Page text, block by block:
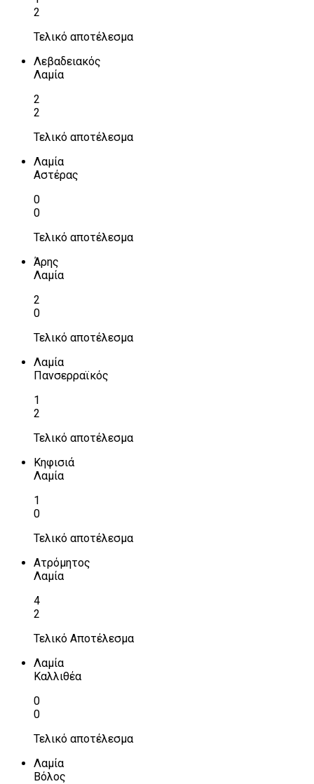
2
Τελικό αποτέλεσμα
Λεβαδειακός
Λαμία
2
2
Τελικό αποτέλεσμα
Λαμία
Αστέρας
0
0
Τελικό αποτέλεσμα
Άρης
Λαμία
2
0
Τελικό αποτέλεσμα
Λαμία
Πανσερραϊκός
1
2
Τελικό αποτέλεσμα
Κηφισιά
Λαμία
1
0
Τελικό αποτέλεσμα
Ατρόμητος
Λαμία
4
2
Τελικό Αποτέλεσμα
Λαμία
Καλλιθέα
0
0
Τελικό αποτέλεσμα
Λαμία
Βόλος